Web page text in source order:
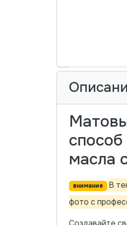
масла
внимание
В
фото с